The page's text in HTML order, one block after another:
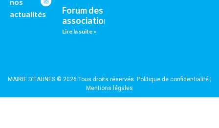
actualités
Forum des
associations
Lire la suite »
MAIRIE D’EAUNES © 2026 Tous droits réservés. Politique de confidentialité|
Mentions légales